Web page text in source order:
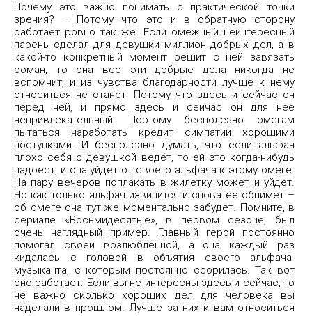
Почему это важно понимать с практической точки
зрения? – Потому что это и в обратную сторону
работает ровно так же. Если омежный неинтересный
парень сделал для девушки миллион добрых дел, а в
какой-то конкретный момент решит с ней завязать
роман, то она все эти добрые дела никогда не
вспомнит, и из чувства благодарности лучше к нему
относиться не станет. Потому что здесь и сейчас он
перед ней, и прямо здесь и сейчас он для нее
непривлекательный. Поэтому бесполезно омегам
пытаться наработать кредит симпатии хорошими
поступками. И бесполезно думать, что если альфач
плохо себя с девушкой ведёт, то ей это когда-нибудь
надоест, и она уйдет от своего альфача к этому омеге.
На пару вечеров поплакать в жилетку может и уйдет.
Но как только альфач извинится и снова её обнимет –
об омеге она тут же моментально забудет. Помните, в
сериале «Восьмидесятые», в первом сезоне, был
очень наглядный пример. Главный герой постоянно
помогал своей возлюбленной, а она каждый раз
кидалась с головой в объятия своего альфача-
музыканта, с которым постоянно ссорилась. Так вот
оно работает. Если вы не интересны здесь и сейчас, то
не важно сколько хороших дел для человека вы
наделали в прошлом. Лучше за них к вам относиться